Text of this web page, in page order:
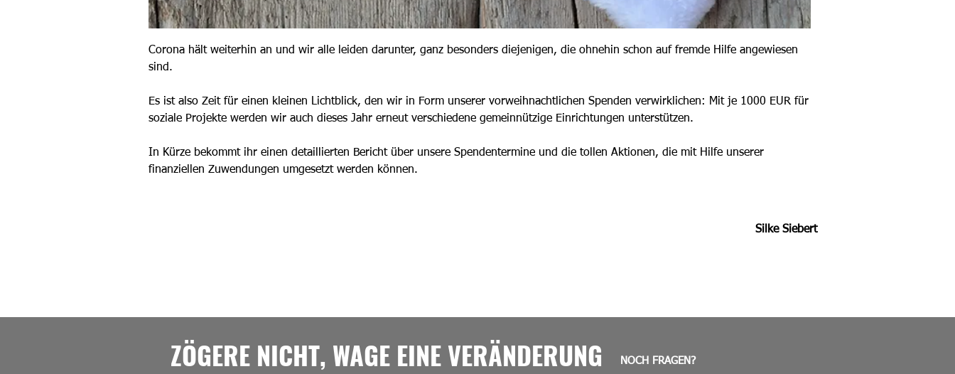
Corona hält weiterhin an und wir alle leiden darunter, ganz besonders diejenigen, die ohnehin schon auf fremde Hilfe angewiesen
sind.
Es ist also Zeit für einen kleinen Lichtblick, den wir in Form unserer vorweihnachtlichen Spenden verwirklichen: Mit je 1000 EUR für
soziale Projekte werden wir auch dieses Jahr erneut verschiedene gemeinnützige Einrichtungen unterstützen.
In Kürze bekommt ihr einen detaillierten Bericht über unsere Spendentermine und die tollen Aktionen, die mit Hilfe unserer
finanziellen Zuwendungen umgesetzt werden können.
Silke Siebert
ZÖGERE NICHT, WAGE EINE VERÄNDERUNG NOCH FRAGEN?